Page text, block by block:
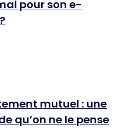
pour son e-
mutuel : une
qu’on ne le pense